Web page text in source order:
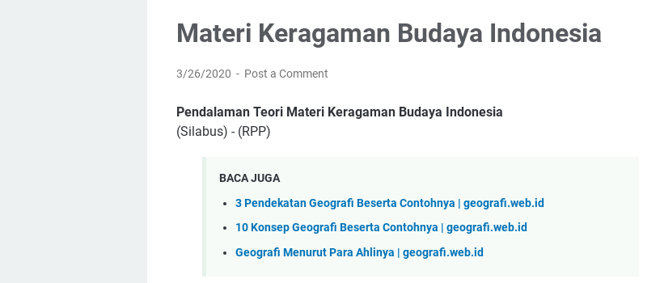
Materi Keragaman Budaya Indonesia
3/26/2020 Post a Comment
Pendalaman Teori Materi Keragaman Budaya Indonesia
(Silabus) - (RPP)
BACA JUGA
3 Pendekatan Geografi Beserta Contohnya | geografi.web.id
10 Konsep Geografi Beserta Contohnya | geografi.web.id
Geografi Menurut Para Ahlinya | geografi.web.id